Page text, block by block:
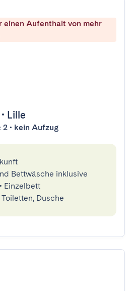
einen Aufenthalt von mehr
• Lille
2 • kein Aufzug
Bettwäsche inklusive
• Einzelbett
Toiletten, Dusche